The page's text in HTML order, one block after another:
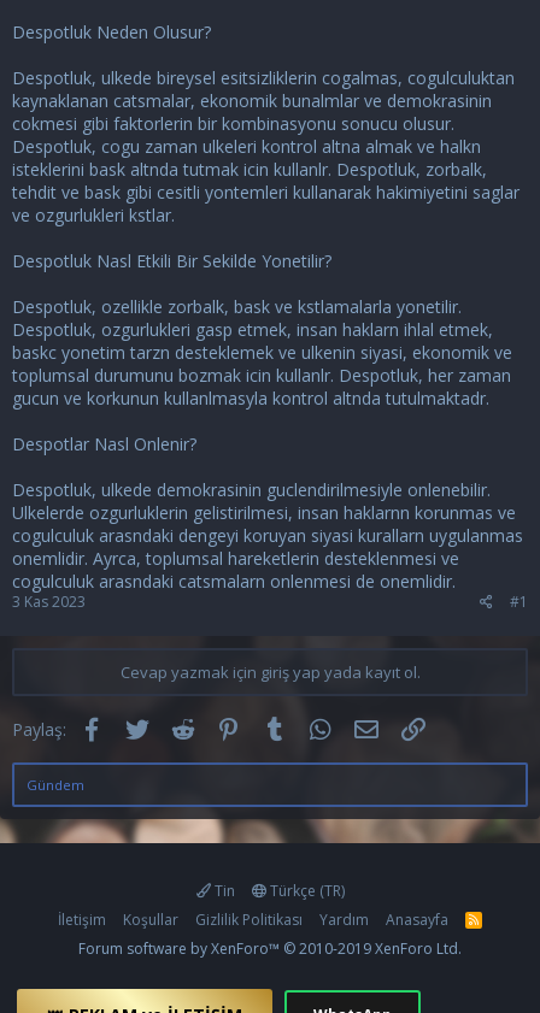
Despotluk Neden Olusur?
Despotluk, ulkede bireysel esitsizliklerin cogalmas, cogulculuktan
kaynaklanan catsmalar, ekonomik bunalmlar ve demokrasinin
cokmesi gibi faktorlerin bir kombinasyonu sonucu olusur.
Despotluk, cogu zaman ulkeleri kontrol altna almak ve halkn
isteklerini bask altnda tutmak icin kullanlr. Despotluk, zorbalk,
tehdit ve bask gibi cesitli yontemleri kullanarak hakimiyetini saglar
ve ozgurlukleri kstlar.
Despotluk Nasl Etkili Bir Sekilde Yonetilir?
Despotluk, ozellikle zorbalk, bask ve kstlamalarla yonetilir.
Despotluk, ozgurlukleri gasp etmek, insan haklarn ihlal etmek,
baskc yonetim tarzn desteklemek ve ulkenin siyasi, ekonomik ve
toplumsal durumunu bozmak icin kullanlr. Despotluk, her zaman
gucun ve korkunun kullanlmasyla kontrol altnda tutulmaktadr.
Despotlar Nasl Onlenir?
Despotluk, ulkede demokrasinin guclendirilmesiyle onlenebilir.
Ulkelerde ozgurluklerin gelistirilmesi, insan haklarnn korunmas ve
cogulculuk arasndaki dengeyi koruyan siyasi kurallarn uygulanmas
onemlidir. Ayrca, toplumsal hareketlerin desteklenmesi ve
cogulculuk arasndaki catsmalarn onlenmesi de onemlidir.
3 Kas 2023 #1
Cevap yazmak için giriş yap yada kayıt ol.
Paylaş: Facebook
TwitterReddit PinterestTumblrWhatsApp
E-postaLink
Gündem
Tin
Türkçe (TR)
İletişim
Koşullar Gizlilik Politikası Yardım Anasayfa
R
Forum software by XenForo™ © 2010-2019 XenForo Ltd.